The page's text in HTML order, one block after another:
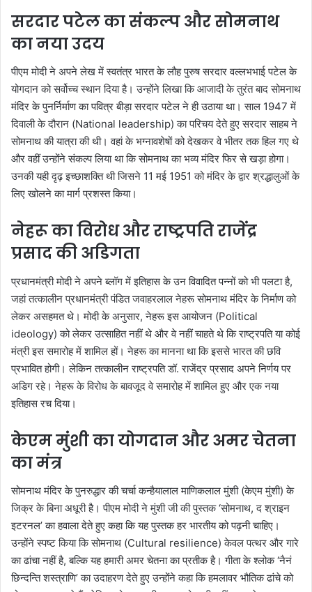
सरदार पटेल का संकल्प और सोमनाथ
का नया उदय
पीएम मोदी ने अपने लेख में स्वतंत्र भारत के लौह पुरुष सरदार वल्लभभाई पटेल के
योगदान को सर्वोच्च स्थान दिया है। उन्होंने लिखा कि आजादी के तुरंत बाद सोमनाथ
मंदिर के पुनर्निर्माण का पवित्र बीड़ा सरदार पटेल ने ही उठाया था। साल 1947 में
दिवाली के दौरान (National leadership) का परिचय देते हुए सरदार साहब ने
सोमनाथ की यात्रा की थी। वहां के भग्नावशेषों को देखकर वे भीतर तक हिल गए थे
और वहीं उन्होंने संकल्प लिया था कि सोमनाथ का भव्य मंदिर फिर से खड़ा होगा।
उनकी यही दृढ़ इच्छाशक्ति थी जिसने 11 मई 1951 को मंदिर के द्वार श्रद्धालुओं के
लिए खोलने का मार्ग प्रशस्त किया।
नेहरू का विरोध और राष्ट्रपति राजेंद्र
प्रसाद की अडिगता
प्रधानमंत्री मोदी ने अपने ब्लॉग में इतिहास के उन विवादित पन्नों को भी पलटा है,
जहां तत्कालीन प्रधानमंत्री पंडित जवाहरलाल नेहरू सोमनाथ मंदिर के निर्माण को
लेकर असहमत थे। मोदी के अनुसार, नेहरू इस आयोजन (Political
ideology) को लेकर उत्साहित नहीं थे और वे नहीं चाहते थे कि राष्ट्रपति या कोई
मंत्री इस समारोह में शामिल हों। नेहरू का मानना था कि इससे भारत की छवि
प्रभावित होगी। लेकिन तत्कालीन राष्ट्रपति डॉ. राजेंद्र प्रसाद अपने निर्णय पर
अडिग रहे। नेहरू के विरोध के बावजूद वे समारोह में शामिल हुए और एक नया
इतिहास रच दिया।
केएम मुंशी का योगदान और अमर चेतना
का मंत्र
सोमनाथ मंदिर के पुनरुद्धार की चर्चा कन्हैयालाल माणिकलाल मुंशी (केएम मुंशी) के
जिक्र के बिना अधूरी है। पीएम मोदी ने मुंशी जी की पुस्तक ‘सोमनाथ, द श्राइन
इटरनल’ का हवाला देते हुए कहा कि यह पुस्तक हर भारतीय को पढ़नी चाहिए।
उन्होंने स्पष्ट किया कि सोमनाथ (Cultural resilience) केवल पत्थर और गारे
का ढांचा नहीं है, बल्कि यह हमारी अमर चेतना का प्रतीक है। गीता के श्लोक ‘नैनं
छिन्दन्ति शस्त्राणि’ का उदाहरण देते हुए उन्होंने कहा कि हमलावर भौतिक ढांचे को